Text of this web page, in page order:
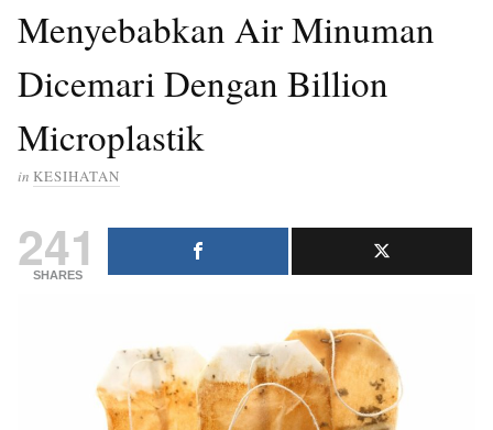
Menyebabkan Air Minuman
Dicemari Dengan Billion
Microplastik
in KESIHATAN
241
SHARES